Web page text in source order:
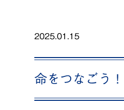
2025.01.15
命をつなごう